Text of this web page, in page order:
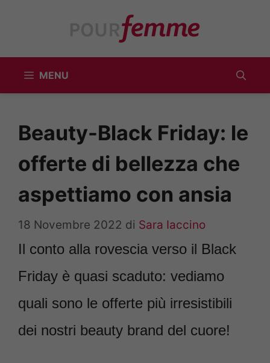
MENU
Beauty-Black Friday: le
offerte di bellezza che
aspettiamo con ansia
18 Novembre 2022 di Sara Iaccino
Il conto alla rovescia verso il Black
Friday è quasi scaduto: vediamo
quali sono le offerte più irresistibili
dei nostri beauty brand del cuore!